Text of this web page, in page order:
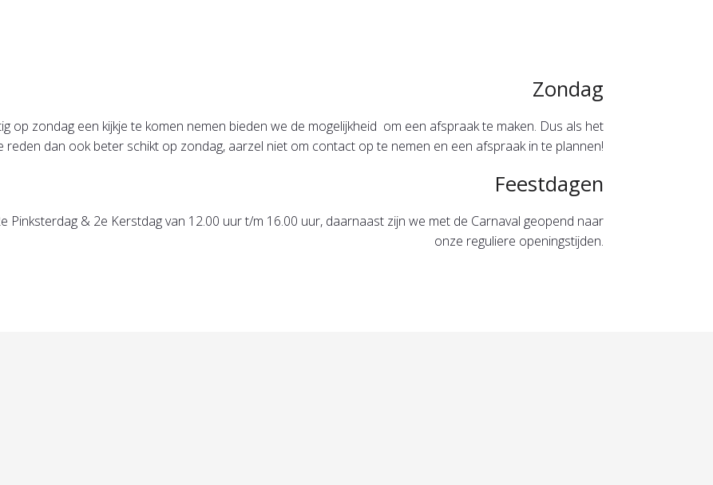
Zondag
op zondag een kijkje te komen nemen bieden we de mogelijkheid om een afspraak te maken. Dus als het
reden dan ook beter schikt op zondag, aarzel niet om contact op te nemen en een afspraak in te plannen!
Feestdagen
Pinksterdag & 2e Kerstdag van 12.00 uur t/m 16.00 uur, daarnaast zijn we met de Carnaval geopend naar
onze reguliere openingstijden.